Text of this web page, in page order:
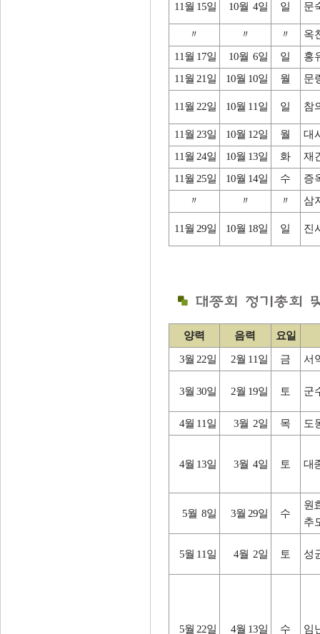
11월 15일 10월 4일 일 문
〃 〃 〃
옥
11월 17일
10월 6일 일
홍
11월 21일
10월 10일 월 문
11월 22일 10월 11일 일 참
11월 23일 10월 12일 월
대
11월 24일
10월 13일 화
재
11월 25일
10월 14일 수
증
〃
〃 〃 삼
11월 29일 10월 18일 일 진
양력 음력 요일
3월 22일 2월 11일 금 서
3월 30일 2월 19일 토 군
4월 11일 3월 2일 목 도
4월 13일 3월 4일 토 대
5월 8일 3월 29일 수
원
추
5월 11일 4월 2일 토 성
5월 22일 4월 13일 수 임